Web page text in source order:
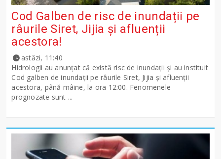
Cod Galben de risc de inundații pe
râurile Siret, Jijia și afluenții
acestora!
astăzi, 11:40
Hidrologii au anunțat că există risc de inundații și au instituit
Cod galben de inundații pe râurile Siret, Jijia și afluenții
acestora, până mâine, la ora 12:00. Fenomenele
prognozate sunt ...